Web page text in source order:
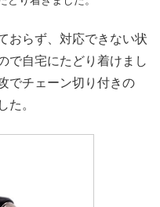
おらず、対応できない状
で自宅にたどり着けまし
でチェーン切り付きの
た。